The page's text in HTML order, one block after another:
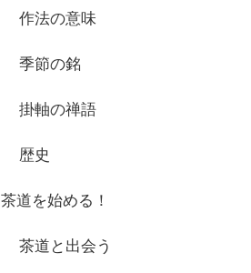
作法の意味
季節の銘
掛軸の禅語
歴史
茶道を始める！
茶道と出会う